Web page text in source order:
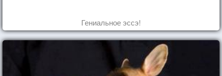
Гениальное эссэ!